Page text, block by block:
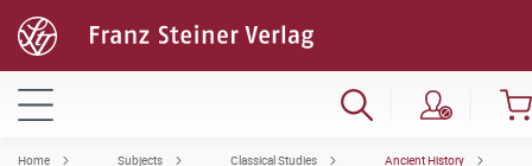
Home Subjects Classical Studies Ancient History